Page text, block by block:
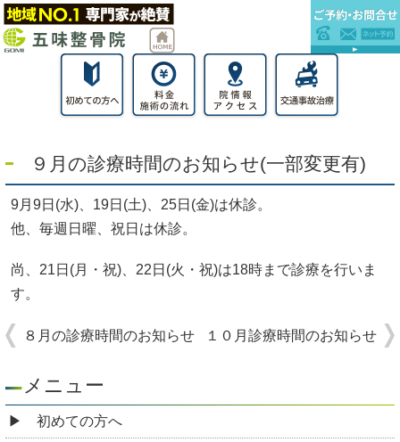
９月の診療時間のお知らせ(一部変更有)
9月9日(水)、19日(土)、25日(金)は休診。
他、毎週日曜、祝日は休診。
尚、21日(月・祝)、22日(火・祝)は18時まで診療を行いま
す。
８月の診療時間のお知らせ １０月診療時間のお知らせ
メニュー
初めての方へ